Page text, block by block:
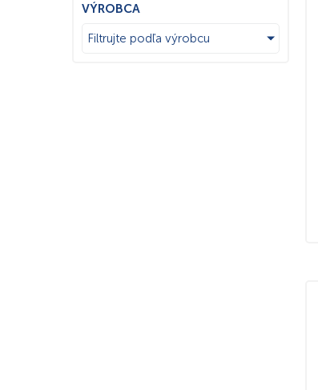
VÝROBCA
Filtrujte podľa výrobcu